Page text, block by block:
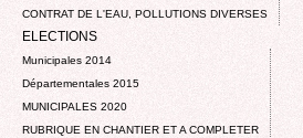
CONTRAT DE L'EAU, POLLUTIONS DIVERSES
ELECTIONS
Municipales 2014
Départementales 2015
MUNICIPALES 2020
RUBRIQUE EN CHANTIER ET A COMPLETER